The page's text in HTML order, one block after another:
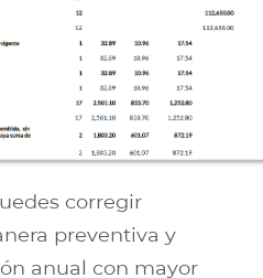
corregir
preventiva y
anual con mayor